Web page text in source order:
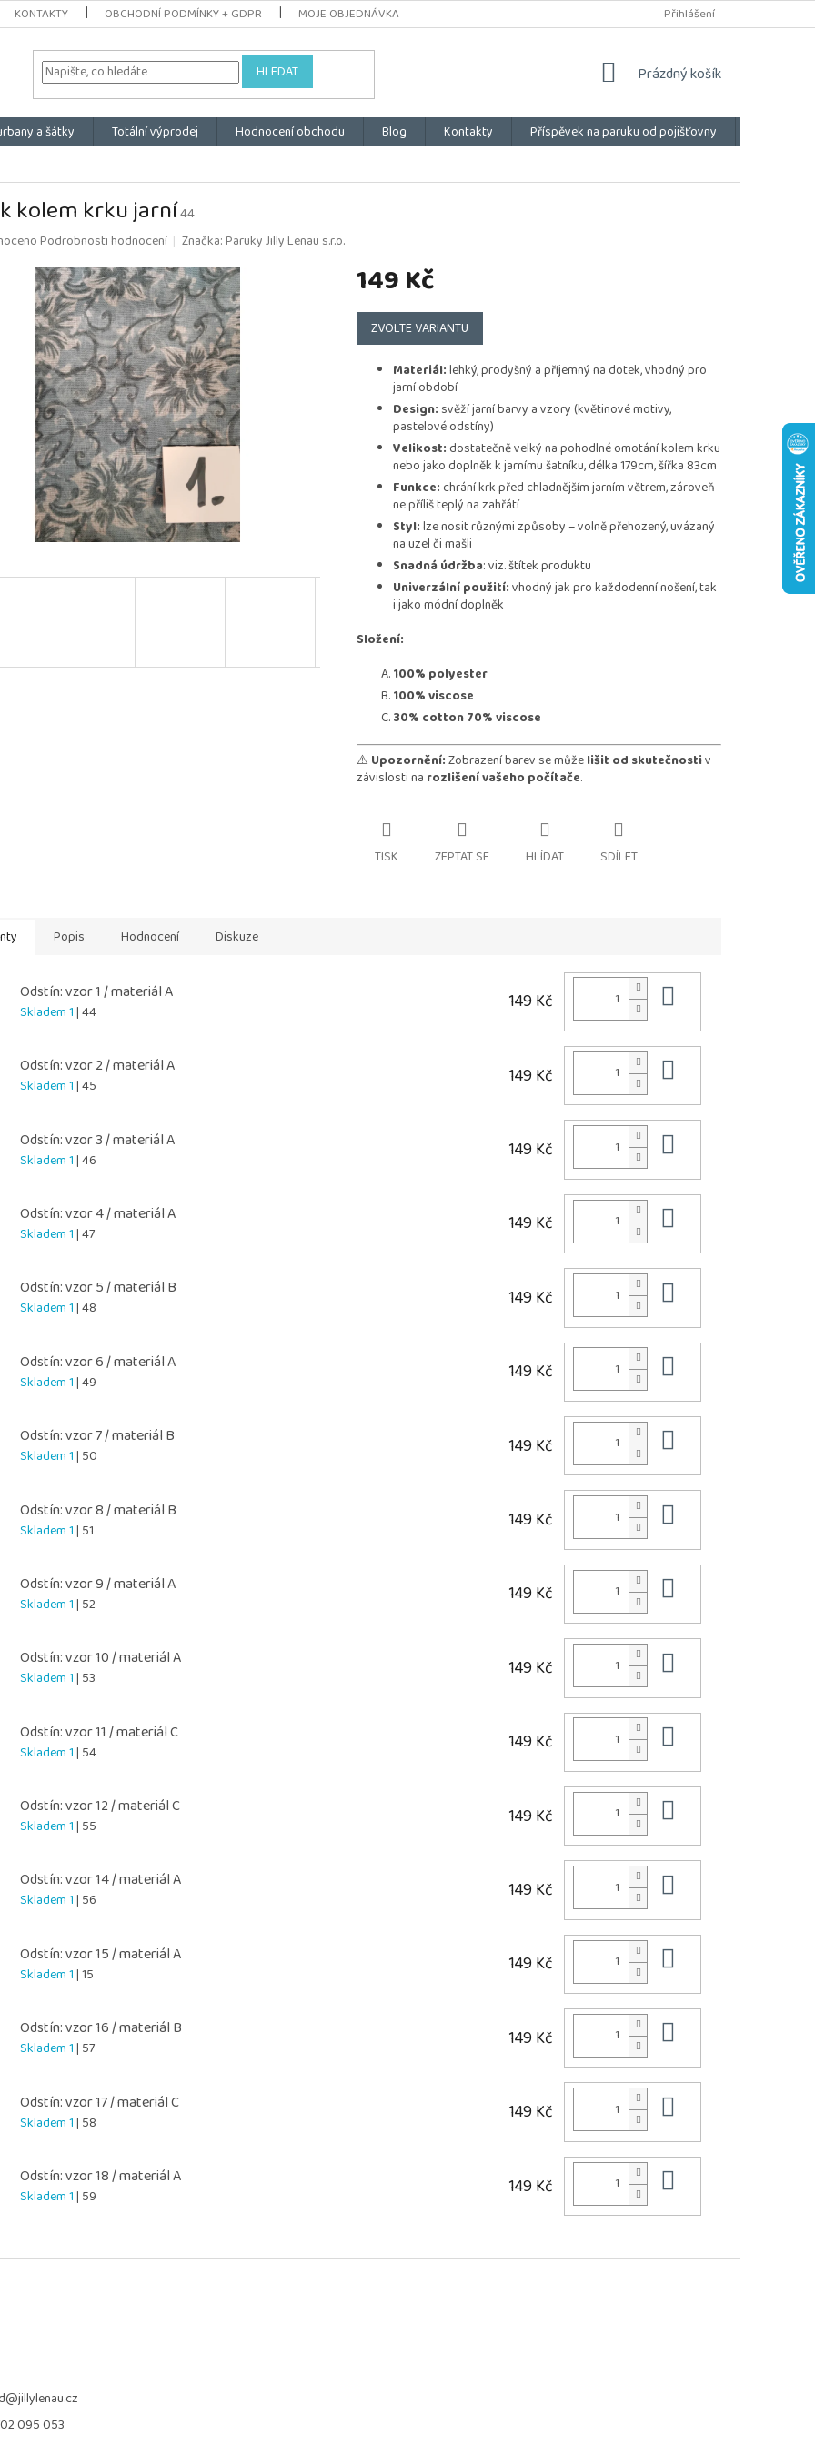
KONTAKTY OBCHODNÍ PODMÍNKY + GDPR MOJE OBJEDNÁVKA Přihlášení
HLEDAT
NÁKUPNÍ
Prázdný košík
a šátky Totální výprodej Hodnocení obchodu Blog Kontakty Příspěvek na paruku od pojišťovny
kolem krku jarní44
Podrobnosti hodnocení Značka:Paruky Jilly Lenau s.r.o.
149 Kč
Měrná
cena:
ZVOLTE VARIANTU
Materiál:lehký, prodyšný a příjemný na dotek, vhodný pro
jarní období
Design: svěží jarní barvy a vzory (květinové motivy,
pastelové odstíny)
Velikost: dostatečně velký na pohodlné omotání kolem krku
nebo jako doplněk k jarnímu šatníku, délka 179cm, šířka 83cm
Funkce: chrání krk před chladnějším jarním větrem, zároveň
ne příliš teplý na zahřátí
Styl:lze nosit různými způsoby – volně přehozený, uvázaný
na uzel či mašli
Snadná údržba: viz. štítek produktu
Univerzální použití:vhodný jak pro každodenní nošení, tak
i jako módní doplněk
Složení:
100% polyester
100% viscose
30% cotton 70% viscose
⚠️ Upozornění:Zobrazení barev se můželišit od skutečnostiv
závislosti na rozlišení vašeho počítače.
TISK ZEPTAT SE HLÍDAT SDÍLET
Popis Hodnocení Diskuze
Odstín: vzor 1 / materiál A
Skladem 1| 44 149 Kč
Odstín: vzor 2 / materiál A
Skladem 1| 45 149 Kč
Odstín: vzor 3 / materiál A
Skladem 1| 46 149 Kč
Odstín: vzor 4 / materiál A
Skladem 1| 47 149 Kč
Odstín: vzor 5 / materiál B
Skladem 1| 48 149 Kč
Odstín: vzor 6 / materiál A
Skladem 1| 49 149 Kč
Odstín: vzor 7 / materiál B
Skladem 1| 50 149 Kč
Odstín: vzor 8 / materiál B
Skladem 1| 51 149 Kč
Odstín: vzor 9 / materiál A
Skladem 1| 52 149 Kč
Odstín: vzor 10 / materiál A
Skladem 1| 53 149 Kč
Odstín: vzor 11 / materiál C
Skladem 1| 54 149 Kč
Odstín: vzor 12 / materiál C
Skladem 1| 55 149 Kč
Odstín: vzor 14 / materiál A
Skladem 1| 56 149 Kč
Odstín: vzor 15 / materiál A
Skladem 1| 15 149 Kč
Odstín: vzor 16 / materiál B
Skladem 1| 57 149 Kč
Odstín: vzor 17 / materiál C
Skladem 1| 58 149 Kč
Odstín: vzor 18 / materiál A
Skladem 1| 59 149 Kč
@jillylenau.cz
095 053